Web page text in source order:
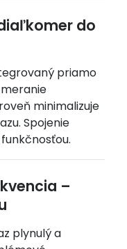
do
priamo
minimalizuje
Spojenie
–
plynulý a